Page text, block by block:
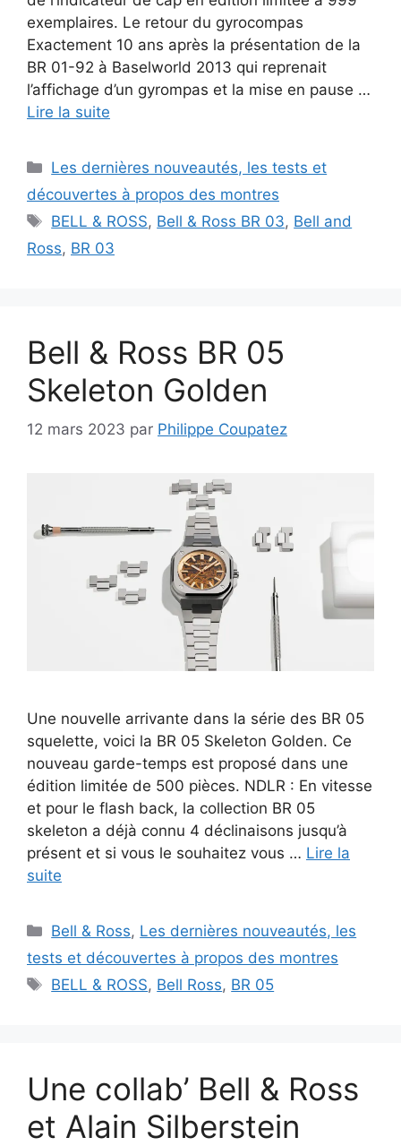
exemplaires. Le retour du gyrocompas
Exactement 10 ans après la présentation de la
BR 01-92 à Baselworld 2013 qui reprenait
l’affichage d’un gyrompas et la mise en pause …
Lire la suite
Catégories
Les dernières nouveautés, les tests et
découvertes à propos des montres
Étiquettes
BELL & ROSS, Bell & Ross BR 03, Bell and
Ross, BR 03
Bell & Ross BR 05
Skeleton Golden
12 mars 2023 par Philippe Coupatez
Une nouvelle arrivante dans la série des BR 05
squelette, voici la BR 05 Skeleton Golden. Ce
nouveau garde-temps est proposé dans une
édition limitée de 500 pièces. NDLR : En vitesse
et pour le flash back, la collection BR 05
skeleton a déjà connu 4 déclinaisons jusqu’à
présent et si vous le souhaitez vous … Lire la
suite
Catégories
Bell & Ross, Les dernières nouveautés, les
tests et découvertes à propos des montres
Étiquettes
BELL & ROSS, Bell Ross, BR 05
Une collab’ Bell & Ross
et Alain Silberstein